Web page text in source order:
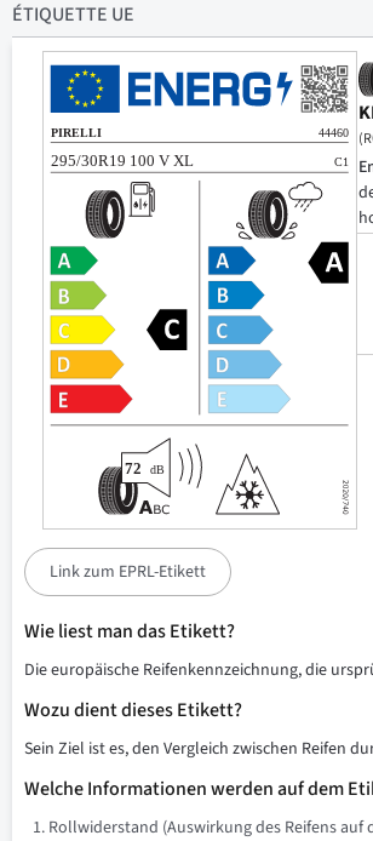
ÉTIQUETTE UE
Link zum EPRL-Etikett
Wie liest man das Etikett?
Die europäische Reifenkennzeichnung, die
Wozu dient dieses Etikett?
Sein Ziel ist es, den Vergleich zwischen Reifen
Welche Informationen werden auf dem
Rollwiderstand (Auswirkung des Reifens